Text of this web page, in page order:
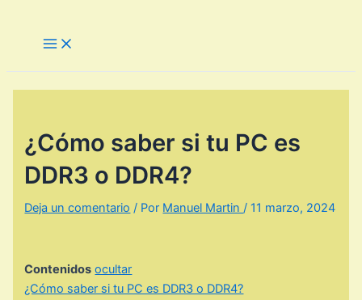
Main
Menu
¿Cómo saber si tu PC es
DDR3 o DDR4?
Deja un comentario / Por Manuel Martin/11 marzo, 2024
Contenidos ocultar
¿Cómo saber si tu PC es DDR3 o DDR4?